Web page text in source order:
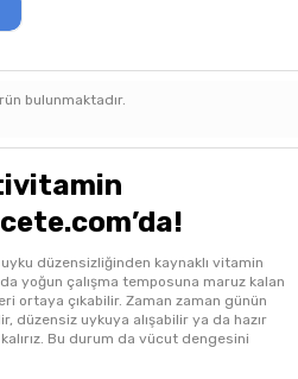
bulunmaktadır.
düzensizliğinden kaynaklı vitamin
yoğun çalışma temposuna maruz kalan
ortaya çıkabilir. Zaman zaman günün
düzensiz uykuya alışabilir ya da hazır
Bu durum da vücut dengesini